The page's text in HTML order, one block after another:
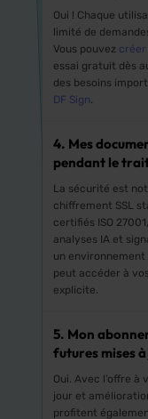
Oui ! Chaque
limité de
Vous pouvez créer
essai gratuit dès
des besoins
DF Sign
4. Mes
pendant le
La sécurité est
chiffrement SSL
certifiés ISO
analyses IA et
un
peut accéder à
explicite.
5. Mon
futures mises
Oui. Avec l’offre à
jour et
profitent